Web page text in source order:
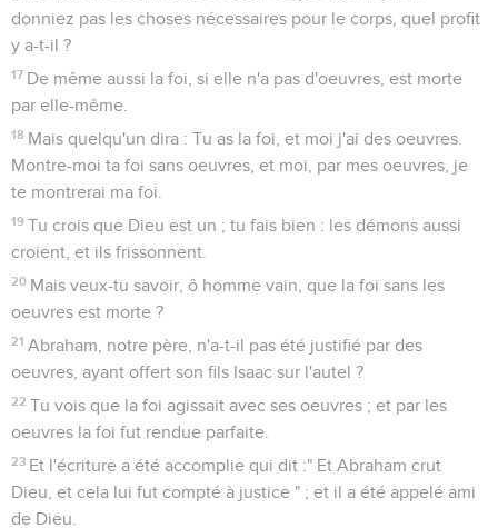
sagesse terrestre, animale, diabolique.
16
Car où il y a de la jalousie et un esprit de querelle, là il y a
du désordre et toute espèce de mauvaises actions.
17
Mais la sagesse d'en haut est premièrement pure, ensuite
paisible, modérée, traitable, pleine de miséricorde et de
bons fruits, sans partialité, sans hypocrisie.
18 Or le fruit de la justice, dans la paix, se sème pour ceux qui
procurent la paix.
Jacques 4
Seuls les Évangiles sont disponibles en vidéo pour le moment.
L'amitié pour le monde
D'où viennent les guerres, et d'où les batailles parmi vous ?
N'est-ce pas de cela, de vos voluptés qui combattent dans
vos membres ?